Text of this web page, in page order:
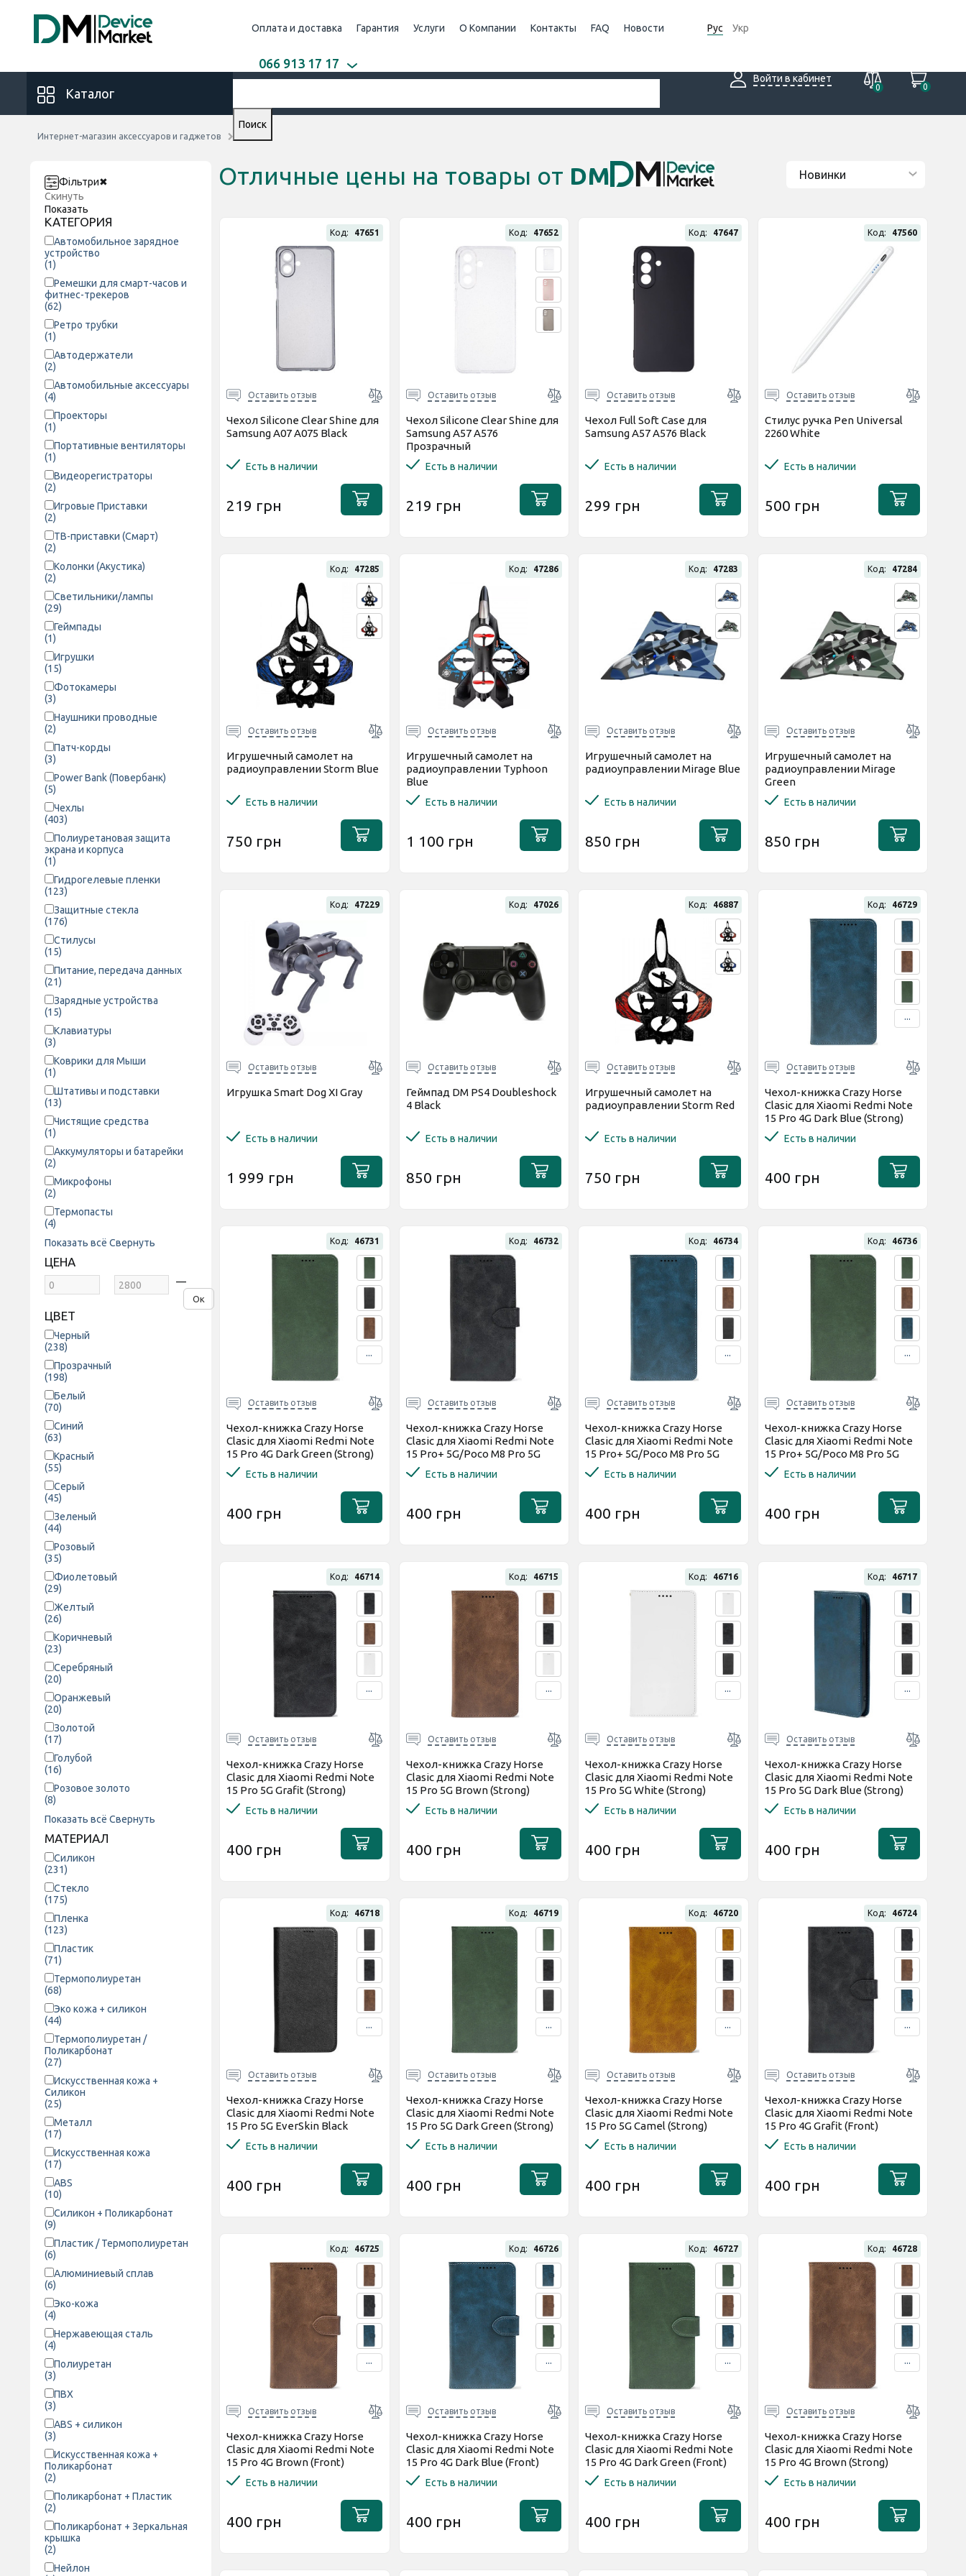
Рус Укр
Оплата и доставка Гарантия Услуги О Компании Контакты FAQ Новости
066 913 17 17
Войти в кабинет
0
0
Каталог
Поиск
Интернет-магазин аксессуаров и гаджетов
Фільтри✖
Скинуть
Показать
КАТЕГОРИЯ
Автомобильное зарядное
устройство
(1)
Ремешки для смарт-часов и
фитнес-трекеров
(62)
Ретро трубки
(1)
Автодержатели
(2)
Автомобильные аксессуары
(4)
Проекторы
(1)
Портативные вентиляторы
(1)
Видеорегистраторы
(2)
Игровые Приставки
(2)
ТВ-приставки (Смарт)
(2)
Колонки (Акустика)
(2)
Светильники/лампы
(29)
Геймпады
(1)
Игрушки
(15)
Фотокамеры
(3)
Наушники проводные
(2)
Патч-корды
(3)
Power Bank (Повербанк)
(5)
Чехлы
(403)
Полиуретановая защита
экрана и корпуса
(1)
Гидрогелевые пленки
(123)
Защитные стекла
(176)
Стилусы
(15)
Питание, передача данных
(21)
Зарядные устройства
(15)
Клавиатуры
(3)
Коврики для Мыши
(1)
Штативы и подставки
(13)
Чистящие средства
(1)
Аккумуляторы и батарейки
(2)
Микрофоны
(2)
Термопасты
(4)
Показать всё Свернуть
ЦЕНА
—
Ок
ЦВЕТ
Черный
(238)
Прозрачный
(198)
Белый
(70)
Синий
(63)
Красный
(55)
Серый
(45)
Зеленый
(44)
Розовый
(35)
Фиолетовый
(29)
Желтый
(26)
Коричневый
(23)
Серебряный
(20)
Оранжевый
(20)
Золотой
(17)
Голубой
(16)
Розовое золото
(8)
Показать всё Свернуть
МАТЕРИАЛ
Силикон
(231)
Стекло
(175)
Пленка
(123)
Пластик
(71)
Термополиуретан
(68)
Эко кожа + силикон
(44)
Термополиуретан /
Поликарбонат
(27)
Искусственная кожа +
Силикон
(25)
Металл
(17)
Искусственная кожа
(17)
ABS
(10)
Силикон + Поликарбонат
(9)
Пластик / Термополиуретан
(6)
Алюминиевый сплав
(6)
Эко-кожа
(4)
Нержавеющая сталь
(4)
Полиуретан
(3)
ПВХ
(3)
ABS + силикон
(3)
Искусственная кожа +
Поликарбонат
(2)
Поликарбонат + Пластик
(2)
Поликарбонат + Зеркальная
крышка
(2)
Нейлон
Отличные цены на товары от DM
Код: 47651
Оставить отзыв
Чехол Silicone Clear Shine для
Samsung A07 A075 Black
Есть в наличии
219 грн
Код: 47652
Оставить отзыв
Чехол Silicone Clear Shine для
Samsung A57 A576
Прозрачный
Есть в наличии
219 грн
Код: 47647
Оставить отзыв
Чехол Full Soft Case для
Samsung A57 A576 Black
Есть в наличии
299 грн
Код: 47560
Оставить отзыв
Стилус ручка Pen Universal
2260 White
Есть в наличии
500 грн
Код: 47285
Оставить отзыв
Игрушечный самолет на
радиоуправлении Storm Blue
Есть в наличии
750 грн
Код: 47286
Оставить отзыв
Игрушечный самолет на
радиоуправлении Typhoon
Blue
Есть в наличии
1 100 грн
Код: 47283
Оставить отзыв
Игрушечный самолет на
радиоуправлении Mirage Blue
Есть в наличии
850 грн
Код: 47284
Оставить отзыв
Игрушечный самолет на
радиоуправлении Mirage
Green
Есть в наличии
850 грн
Код: 47229
Оставить отзыв
Игрушка Smart Dog XI Gray
Есть в наличии
1 999 грн
Код: 47026
Оставить отзыв
Геймпад DM PS4 Doubleshock
4 Black
Есть в наличии
850 грн
Код: 46887
Оставить отзыв
Игрушечный самолет на
радиоуправлении Storm Red
Есть в наличии
750 грн
...
Код: 46729
Оставить отзыв
Чехол-книжка Crazy Horse
Clasic для Xiaomi Redmi Note
15 Pro 4G Dark Blue (Strong)
Есть в наличии
400 грн
...
Код: 46731
Оставить отзыв
Чехол-книжка Crazy Horse
Clasic для Xiaomi Redmi Note
15 Pro 4G Dark Green (Strong)
Есть в наличии
400 грн
Код: 46732
Оставить отзыв
Чехол-книжка Crazy Horse
Clasic для Xiaomi Redmi Note
15 Pro+ 5G/Poco M8 Pro 5G
Grafit (Front)
Есть в наличии
400 грн
...
Код: 46734
Оставить отзыв
Чехол-книжка Crazy Horse
Clasic для Xiaomi Redmi Note
15 Pro+ 5G/Poco M8 Pro 5G
Dark Blue (Strong)
Есть в наличии
400 грн
...
Код: 46736
Оставить отзыв
Чехол-книжка Crazy Horse
Clasic для Xiaomi Redmi Note
15 Pro+ 5G/Poco M8 Pro 5G
Dark Green (Strong)
Есть в наличии
400 грн
...
Код: 46714
Оставить отзыв
Чехол-книжка Crazy Horse
Clasic для Xiaomi Redmi Note
15 Pro 5G Grafit (Strong)
Есть в наличии
400 грн
...
Код: 46715
Оставить отзыв
Чехол-книжка Crazy Horse
Clasic для Xiaomi Redmi Note
15 Pro 5G Brown (Strong)
Есть в наличии
400 грн
...
Код: 46716
Оставить отзыв
Чехол-книжка Crazy Horse
Clasic для Xiaomi Redmi Note
15 Pro 5G White (Strong)
Есть в наличии
400 грн
...
Код: 46717
Оставить отзыв
Чехол-книжка Crazy Horse
Clasic для Xiaomi Redmi Note
15 Pro 5G Dark Blue (Strong)
Есть в наличии
400 грн
...
Код: 46718
Оставить отзыв
Чехол-книжка Crazy Horse
Clasic для Xiaomi Redmi Note
15 Pro 5G EverSkin Black
(Strong)
Есть в наличии
400 грн
...
Код: 46719
Оставить отзыв
Чехол-книжка Crazy Horse
Clasic для Xiaomi Redmi Note
15 Pro 5G Dark Green (Strong)
Есть в наличии
400 грн
...
Код: 46720
Оставить отзыв
Чехол-книжка Crazy Horse
Clasic для Xiaomi Redmi Note
15 Pro 5G Camel (Strong)
Есть в наличии
400 грн
...
Код: 46724
Оставить отзыв
Чехол-книжка Crazy Horse
Clasic для Xiaomi Redmi Note
15 Pro 4G Grafit (Front)
Есть в наличии
400 грн
...
Код: 46725
Оставить отзыв
Чехол-книжка Crazy Horse
Clasic для Xiaomi Redmi Note
15 Pro 4G Brown (Front)
Есть в наличии
400 грн
...
Код: 46726
Оставить отзыв
Чехол-книжка Crazy Horse
Clasic для Xiaomi Redmi Note
15 Pro 4G Dark Blue (Front)
Есть в наличии
400 грн
...
Код: 46727
Оставить отзыв
Чехол-книжка Crazy Horse
Clasic для Xiaomi Redmi Note
15 Pro 4G Dark Green (Front)
Есть в наличии
400 грн
...
Код: 46728
Оставить отзыв
Чехол-книжка Crazy Horse
Clasic для Xiaomi Redmi Note
15 Pro 4G Brown (Strong)
Есть в наличии
400 грн